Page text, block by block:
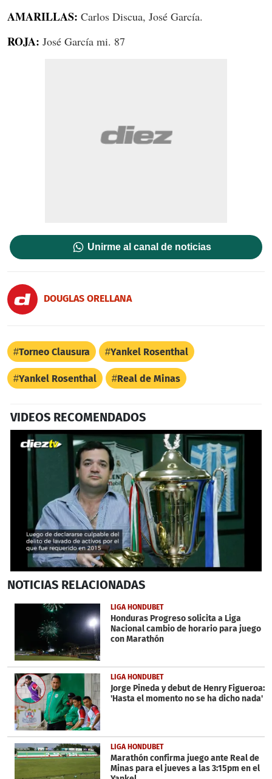
AMARILLAS: Carlos Discua, José García.
ROJA: José García mi. 87
Unirme al canal de noticias
DOUGLAS ORELLANA
Torneo Clausura Yankel Rosenthal
Yankel Rosenthal Real de Minas
VIDEOS RECOMENDADOS
seconds
1
seconds
NOTICIAS RELACIONADAS
LIGA HONDUBET
Honduras Progreso solicita a Liga
Nacional cambio de horario para juego
con Marathón
LIGA HONDUBET
Jorge Pineda y debut de Henry Figueroa:
'Hasta el momento no se ha dicho nada'
LIGA HONDUBET
Marathón confirma juego ante Real de
Minas para el jueves a las 3:15pm en el